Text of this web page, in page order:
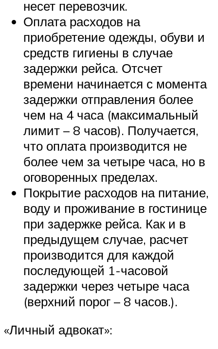
несет перевозчик.
Оплата расходов на
приобретение одежды, обуви и
средств гигиены в случае
задержки рейса. Отсчет
времени начинается с момента
задержки отправления более
чем на 4 часа (максимальный
лимит – 8 часов). Получается,
что оплата производится не
более чем за четыре часа, но в
оговоренных пределах.
Покрытие расходов на питание,
воду и проживание в гостинице
при задержке рейса. Как и в
предыдущем случае, расчет
производится для каждой
последующей 1-часовой
задержки через четыре часа
(верхний порог – 8 часов.).
«Личный адвокат»: